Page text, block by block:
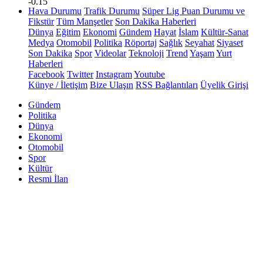
Hava Durumu Trafik Durumu Süper Lig Puan Durumu ve
Fikstür Tüm Manşetler Son Dakika Haberleri
Dünya Eğitim Ekonomi Gündem Hayat İslam Kültür-Sanat
Medya Otomobil Politika Röportaj Sağlık Seyahat Siyaset
Son Dakika Spor Videolar Teknoloji Trend YaşamYurt
Haberleri
Facebook Twitter InstagramYoutube
Künye / İletişim Bize Ulaşın RSS Bağlantıları Üyelik Girişi
Gündem
Politika
Dünya
Ekonomi
Otomobil
Spor
Kültür
Resmi İlan